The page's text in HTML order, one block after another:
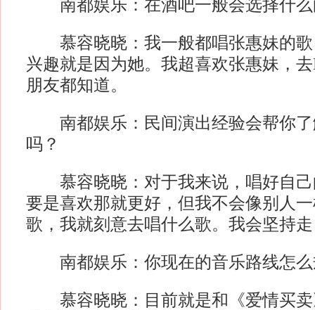
南都娱乐：在酒吧一般会选择什么
慕容晓晓：我一般都唱张惠妹的歌
兴趣就是因为她。我超喜欢张惠妹，
朋友都知道。
南都娱乐：民间演出经验会帮你了
吗？
慕容晓晓：对于我来说，唱好自己
要是喜欢那就更好，但我不会像别人
歌，我就刻意去唱什么歌。我会坚持
南都娱乐：你现在的音乐路线怎么
慕容晓晓：目前就是和《爱情买卖